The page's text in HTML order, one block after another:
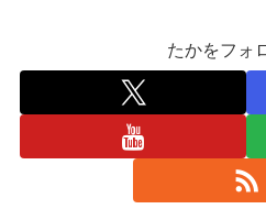
たかをフォ